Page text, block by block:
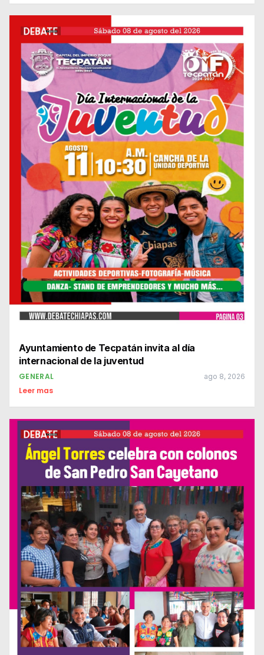
Ayuntamiento de Tecpatán invita al día
internacional de la juventud
GENERAL ago 8, 2026
Leer mas